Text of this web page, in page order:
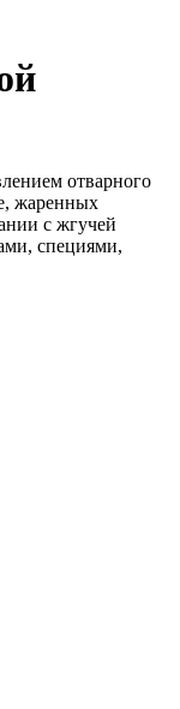
отварного
жаренных
с жгучей
специями,